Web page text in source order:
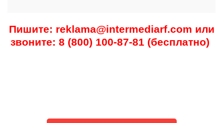
Пишите: reklama@intermediarf.com или
звоните: 8 (800) 100-87-81 (бесплатно)